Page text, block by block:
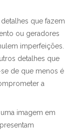
que fazem
ou geradores
imperfeições.
detalhes que
de que menos é
a
imagem em